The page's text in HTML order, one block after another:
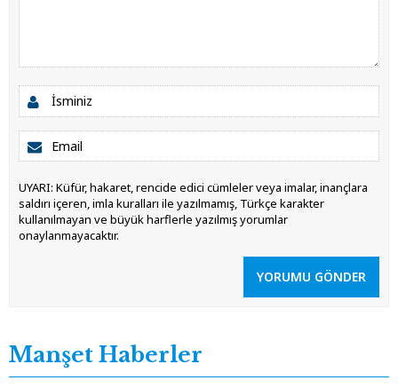
UYARI: Küfür, hakaret, rencide edici cümleler veya imalar, inançlara
saldırı içeren, imla kuralları ile yazılmamış, Türkçe karakter
kullanılmayan ve büyük harflerle yazılmış yorumlar
onaylanmayacaktır.
YORUMU GÖNDER
Manşet Haberler